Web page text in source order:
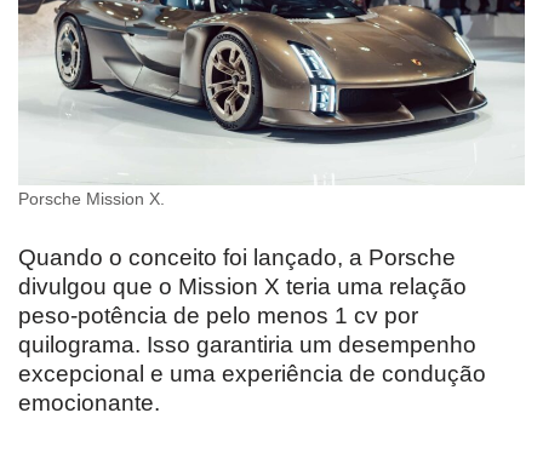
Porsche Mission X.
Quando o conceito foi lançado, a Porsche
divulgou que o Mission X teria uma relação
peso-potência de pelo menos 1 cv por
quilograma. Isso garantiria um desempenho
excepcional e uma experiência de condução
emocionante.